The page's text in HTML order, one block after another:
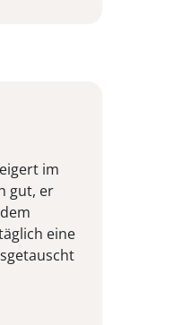
im
gut, er
eine